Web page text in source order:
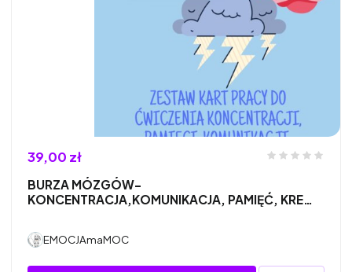
39,00 zł
BURZA MÓZGÓW-
KONCENTRACJA,KOMUNIKACJA, PAMIĘĆ, KRE…
EMOCJAmaMOC